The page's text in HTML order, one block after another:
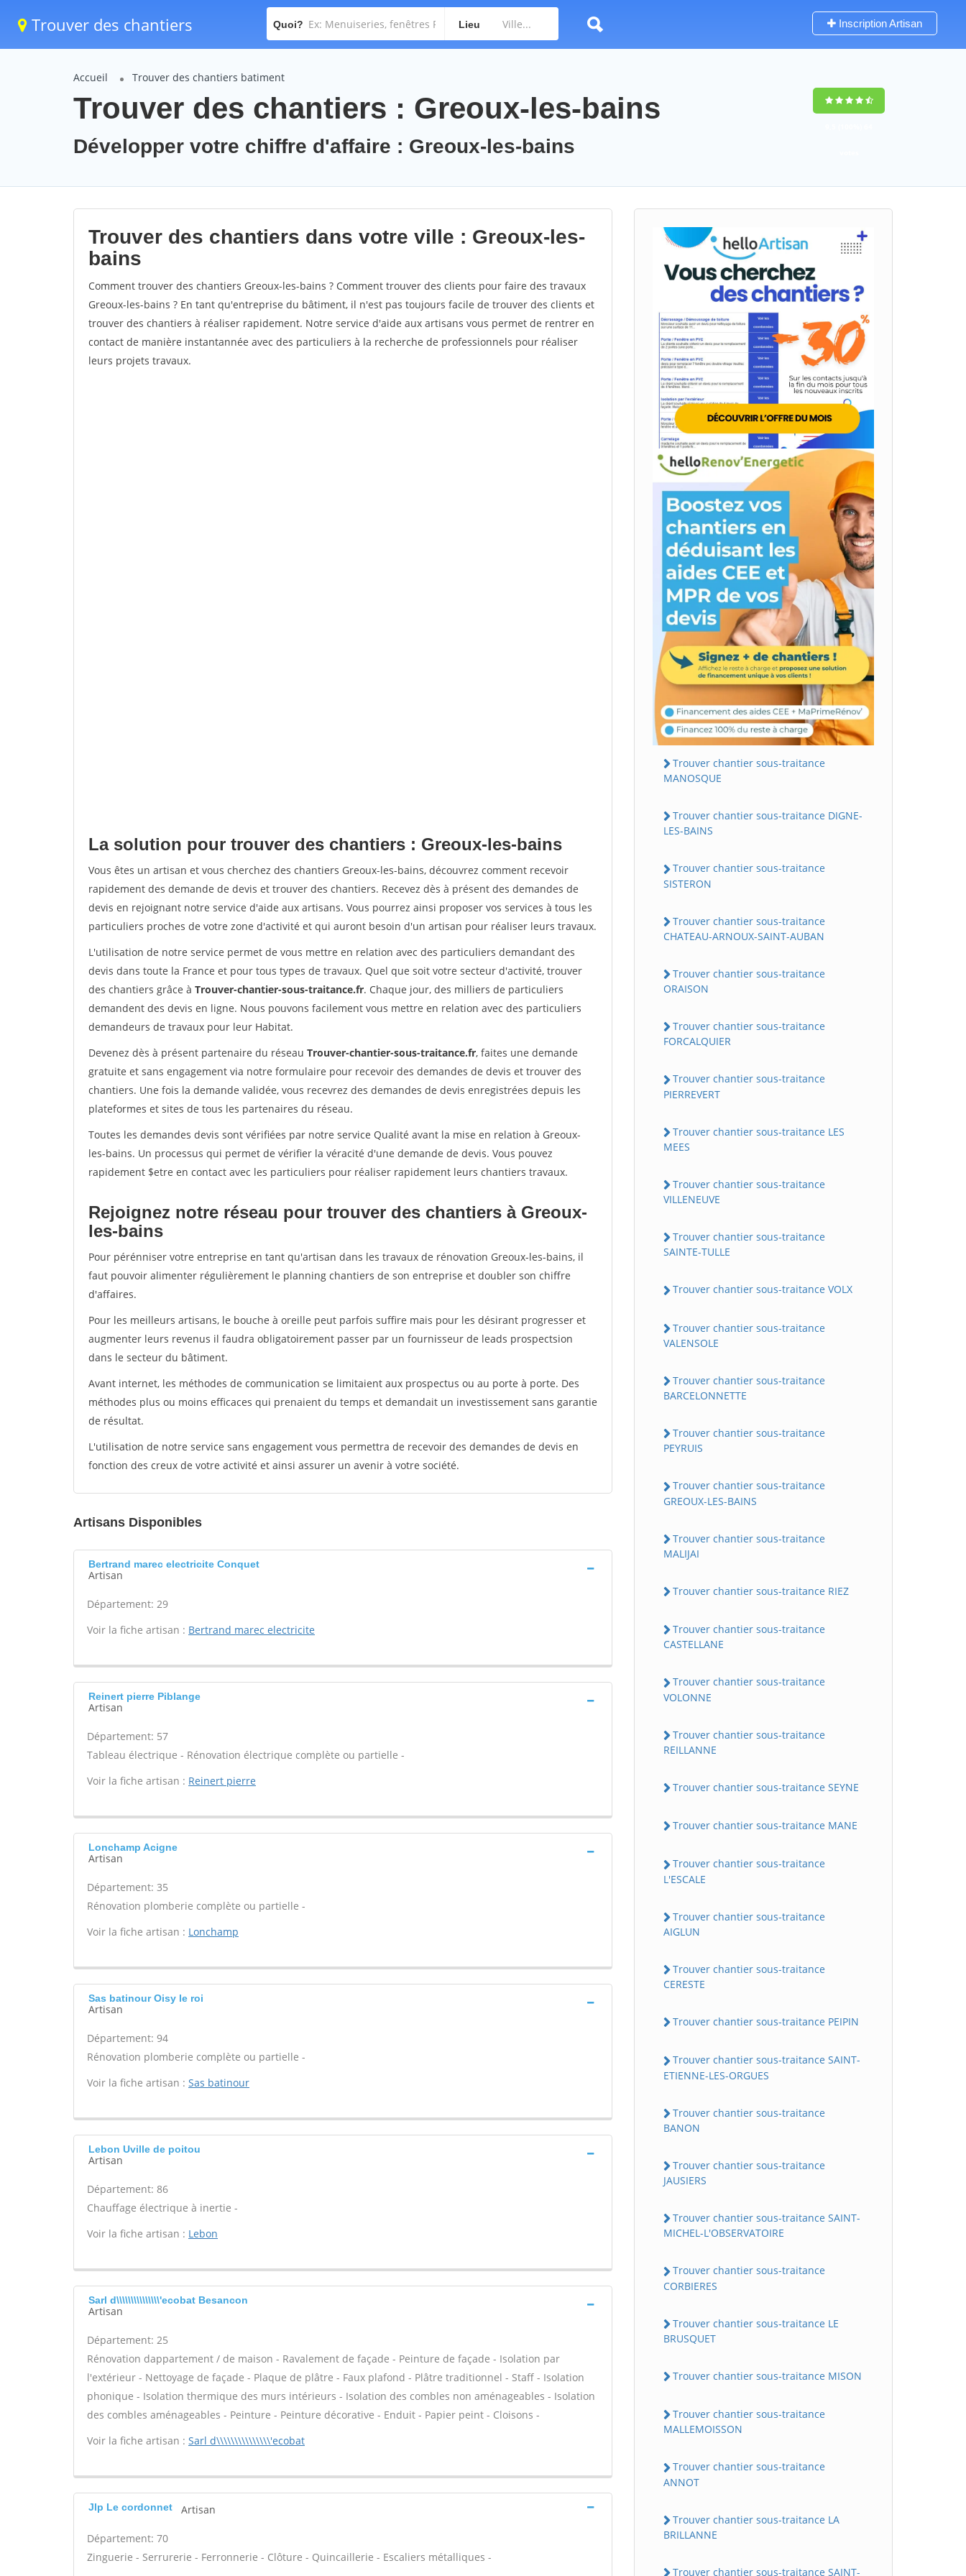
Trouver des chantiers Quoi? Lieu Inscription Artisan
Accueil Trouver des chantiers batiment
Trouver des chantiers : Greoux-les-bains
Développer votre chiffre d'affaire : Greoux-les-bains
Trouver des chantiers dans votre ville : Greoux-les-
bains
Comment trouver des chantiers Greoux-les-bains ? Comment trouver des clients pour faire des travaux
Greoux-les-bains ? En tant qu'entreprise du bâtiment, il n'est pas toujours facile de trouver des clients et
trouver des chantiers à réaliser rapidement. Notre service d'aide aux artisans vous permet de rentrer en
contact de manière instantannée avec des particuliers à la recherche de professionnels pour réaliser
leurs projets travaux.
La solution pour trouver des chantiers : Greoux-les-bains
Vous êtes un artisan et vous cherchez des chantiers Greoux-les-bains, découvrez comment recevoir
rapidement des demande de devis et trouver des chantiers. Recevez dès à présent des demandes de
devis en rejoignant notre service d'aide aux artisans. Vous pourrez ainsi proposer vos services à tous les
particuliers proches de votre zone d'activité et qui auront besoin d'un artisan pour réaliser leurs travaux.
L'utilisation de notre service permet de vous mettre en relation avec des particuliers demandant des
devis dans toute la France et pour tous types de travaux. Quel que soit votre secteur d'activité, trouver
des chantiers grâce à Trouver-chantier-sous-traitance.fr. Chaque jour, des milliers de particuliers
demandent des devis en ligne. Nous pouvons facilement vous mettre en relation avec des particuliers
demandeurs de travaux pour leur Habitat.
Devenez dès à présent partenaire du réseau Trouver-chantier-sous-traitance.fr, faites une demande
gratuite et sans engagement via notre formulaire pour recevoir des demandes de devis et trouver des
chantiers. Une fois la demande validée, vous recevrez des demandes de devis enregistrées depuis les
plateformes et sites de tous les partenaires du réseau.
Toutes les demandes devis sont vérifiées par notre service Qualité avant la mise en relation à Greoux-
les-bains. Un processus qui permet de vérifier la véracité d'une demande de devis. Vous pouvez
rapidement $etre en contact avec les particuliers pour réaliser rapidement leurs chantiers travaux.
Rejoignez notre réseau pour trouver des chantiers à Greoux-
les-bains
Pour pérénniser votre entreprise en tant qu'artisan dans les travaux de rénovation Greoux-les-bains, il
faut pouvoir alimenter régulièrement le planning chantiers de son entreprise et doubler son chiffre
d'affaires.
Pour les meilleurs artisans, le bouche à oreille peut parfois suffire mais pour les désirant progresser et
augmenter leurs revenus il faudra obligatoirement passer par un fournisseur de leads prospectsion
dans le secteur du bâtiment.
Avant internet, les méthodes de communication se limitaient aux prospectus ou au porte à porte. Des
méthodes plus ou moins efficaces qui prenaient du temps et demandait un investissement sans garantie
de résultat.
L'utilisation de notre service sans engagement vous permettra de recevoir des demandes de devis en
fonction des creux de votre activité et ainsi assurer un avenir à votre société.
Artisans Disponibles
Bertrand marec electricite Conquet
Artisan
Département: 29
Voir la fiche artisan : Bertrand marec electricite
Reinert pierre Piblange
Artisan
Département: 57
Tableau électrique - Rénovation électrique complète ou partielle -
Voir la fiche artisan : Reinert pierre
Lonchamp Acigne
Artisan
Département: 35
Rénovation plomberie complète ou partielle -
Voir la fiche artisan : Lonchamp
Sas batinour Oisy le roi
Artisan
Département: 94
Rénovation plomberie complète ou partielle -
Voir la fiche artisan : Sas batinour
Lebon Uville de poitou
Artisan
Département: 86
Chauffage électrique à inertie -
Voir la fiche artisan : Lebon
Sarl d\\\\\\\\\\\\\\\'ecobat Besancon
Artisan
Département: 25
Rénovation dappartement / de maison - Ravalement de façade - Peinture de façade - Isolation par
l'extérieur - Nettoyage de façade - Plaque de plâtre - Faux plafond - Plâtre traditionnel - Staff - Isolation
phonique - Isolation thermique des murs intérieurs - Isolation des combles non aménageables - Isolation
des combles aménageables - Peinture - Peinture décorative - Enduit - Papier peint - Cloisons -
Voir la fiche artisan : Sarl d\\\\\\\\\\\\\\\'ecobat
Jlp Le cordonnet Artisan
Département: 70
Zinguerie - Serrurerie - Ferronnerie - Clôture - Quincaillerie - Escaliers métalliques -
Trouver chantier sous-traitance
MANOSQUE
Trouver chantier sous-traitance DIGNE-
LES-BAINS
Trouver chantier sous-traitance
SISTERON
Trouver chantier sous-traitance
CHATEAU-ARNOUX-SAINT-AUBAN
Trouver chantier sous-traitance
ORAISON
Trouver chantier sous-traitance
FORCALQUIER
Trouver chantier sous-traitance
PIERREVERT
Trouver chantier sous-traitance LES
MEES
Trouver chantier sous-traitance
VILLENEUVE
Trouver chantier sous-traitance
SAINTE-TULLE
Trouver chantier sous-traitance VOLX
Trouver chantier sous-traitance
VALENSOLE
Trouver chantier sous-traitance
BARCELONNETTE
Trouver chantier sous-traitance
PEYRUIS
Trouver chantier sous-traitance
GREOUX-LES-BAINS
Trouver chantier sous-traitance
MALIJAI
Trouver chantier sous-traitance RIEZ
Trouver chantier sous-traitance
CASTELLANE
Trouver chantier sous-traitance
VOLONNE
Trouver chantier sous-traitance
REILLANNE
Trouver chantier sous-traitance SEYNE
Trouver chantier sous-traitance MANE
Trouver chantier sous-traitance
L'ESCALE
Trouver chantier sous-traitance
AIGLUN
Trouver chantier sous-traitance
CERESTE
Trouver chantier sous-traitance PEIPIN
Trouver chantier sous-traitance SAINT-
ETIENNE-LES-ORGUES
Trouver chantier sous-traitance
BANON
Trouver chantier sous-traitance
JAUSIERS
Trouver chantier sous-traitance SAINT-
MICHEL-L'OBSERVATOIRE
Trouver chantier sous-traitance
CORBIERES
Trouver chantier sous-traitance LE
BRUSQUET
Trouver chantier sous-traitance MISON
Trouver chantier sous-traitance
MALLEMOISSON
Trouver chantier sous-traitance
ANNOT
Trouver chantier sous-traitance LA
BRILLANNE
Trouver chantier sous-traitance SAINT-